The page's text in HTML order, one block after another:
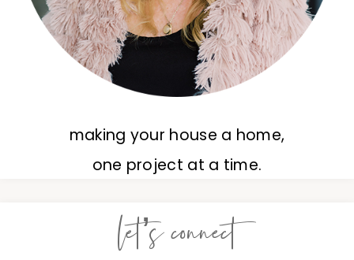
making your house a home,
one project at a time.
let’s connect